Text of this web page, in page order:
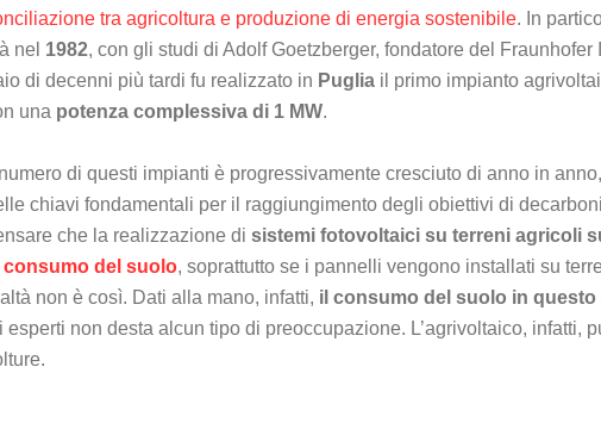
tra agricoltura e produzione di energia sostenibile. In
nel 1982, con gli studi di Adolf Goetzberger, fondatore del
di decenni più tardi fu realizzato in Puglia il primo impianto
una potenza complessiva di 1 MW.
numero di questi impianti è progressivamente cresciuto di anno in
chiavi fondamentali per il raggiungimento degli obiettivi di
che la realizzazione di sistemi fotovoltaici su terreni agricoli
consumo del suolo, soprattutto se i pannelli vengono installati su
non è così. Dati alla mano, infatti, il consumo del suolo in
esperti non desta alcun tipo di preoccupazione. L’agrivoltaico, infatti,